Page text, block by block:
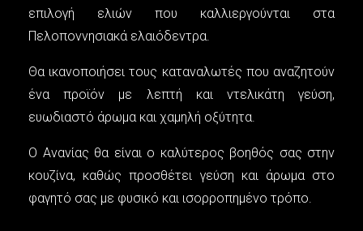
επιλογή ελιών που καλλιεργούνται στα
Πελοποννησιακά ελαιόδεντρα.
Θα ικανοποιήσει τους καταναλωτές που αναζητούν
ένα προϊόν µε λεπτή και ντελικάτη γεύση,
ευωδιαστό άρωµα και χαµηλή οξύτητα.
Ο Ανανίας θα είναι ο καλύτερος βοηθός σας στην
κουζίνα, καθώς προσθέτει γεύση και άρωμα στο
φαγητό σας µε φυσικό και ισορροπηµένο τρόπο.